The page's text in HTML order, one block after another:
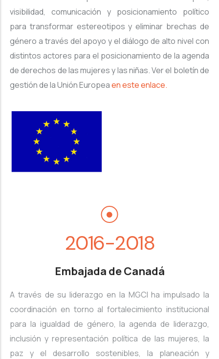
visibilidad, comunicación y posicionamiento político
para transformar estereotipos y eliminar brechas de
género a través del apoyo y el diálogo de alto nivel con
distintos actores para el posicionamiento de la agenda
de derechos de las mujeres y las niñas. Ver el boletín de
gestión de la Unión Europeaen este enlace.
2016-2018
Embajada de Canadá
A través de su liderazgo en la MGCI ha impulsado la
coordinación en torno al fortalecimiento institucional
para la igualdad de género, la agenda de liderazgo,
inclusión y representación política de las mujeres, la
paz y el desarrollo sostenibles, la planeación y